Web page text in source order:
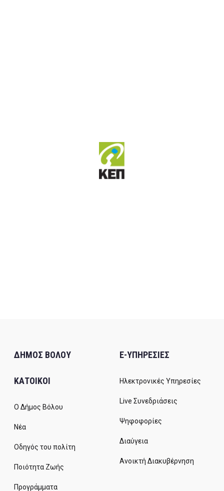
ΔΗΜΟΣ ΒΟΛΟΥ
ΚΑΤΟΙΚΟΙ
Ο Δήμος Βόλου
Νέα
Οδηγός του πολίτη
Ποιότητα Ζωής
Προγράμματα
E-ΥΠΗΡΕΣΙΕΣ
Ηλεκτρονικές Υπηρεσίες
Live Συνεδριάσεις
Ψηφοφορίες
Διαύγεια
Ανοικτή Διακυβέρνηση